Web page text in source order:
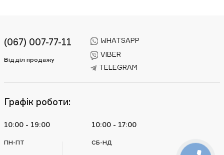
(067) 007-77-11
Відділ продажу
WHATSAPP
VIBER
TELEGRAM
Графік роботи:
10:00 - 19:00
ПН-ПТ
10:00 - 17:00
СБ-НД